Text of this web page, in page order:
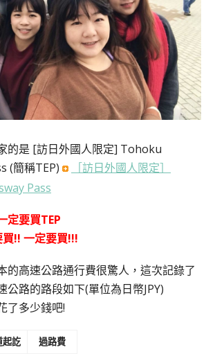
的是 [訪日外國人限定] Tohoku
(簡稱TEP)
［訪日外國人限定］
Pass
定要買TEP
!! 一定要買!!!
的高速公路通行費很驚人，這次記錄了
公路的路段如下(單位為日幣JPY)
了多少錢吧!
起訖 過路費